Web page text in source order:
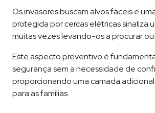
Os invasores buscam alvos fáceis e
protegida por cercas elétricas sinaliza
muitas vezes levando-os a procurar
Este aspecto preventivo é
segurança sem a necessidade de
proporcionando uma camada
para as famílias.